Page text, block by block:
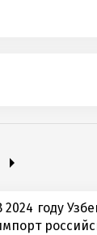
2024 году